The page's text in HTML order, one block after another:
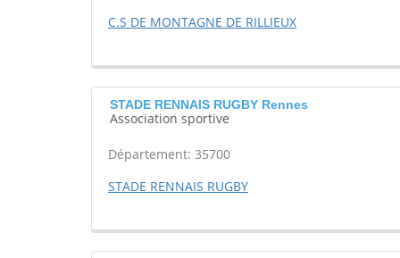
C.S DE MONTAGNE DE RILLIEUX
STADE RENNAIS RUGBY Rennes
Association sportive
Département: 35700
STADE RENNAIS RUGBY